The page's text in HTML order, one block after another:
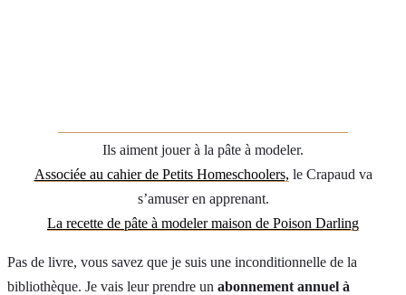
Ils aiment jouer à la pâte à modeler.
Associée au cahier de Petits Homeschoolers, le Crapaud va
s’amuser en apprenant.
La recette de pâte à modeler maison de Poison Darling
Pas de livre, vous savez que je suis une inconditionnelle de la
bibliothèque. Je vais leur prendre un abonnement annuel à